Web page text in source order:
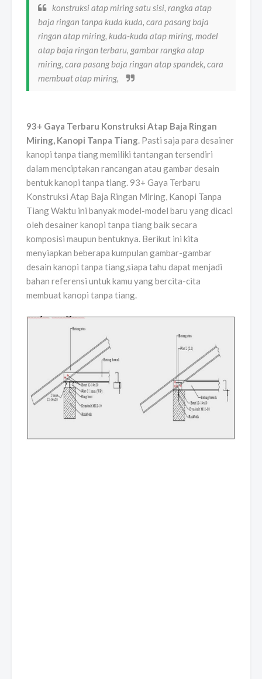
konstruksi atap miring satu sisi, rangka atap
baja ringan tanpa kuda kuda, cara pasang baja
ringan atap miring, kuda-kuda atap miring, model
atap baja ringan terbaru, gambar rangka atap
miring, cara pasang baja ringan atap spandek, cara
membuat atap miring,
93+ Gaya Terbaru Konstruksi Atap Baja Ringan
Miring, Kanopi Tanpa Tiang. Pasti saja para desainer
kanopi tanpa tiang memiliki tantangan tersendiri
dalam menciptakan rancangan atau gambar desain
bentuk kanopi tanpa tiang. 93+ Gaya Terbaru
Konstruksi Atap Baja Ringan Miring, Kanopi Tanpa
Tiang Waktu ini banyak model-model baru yang dicaci
oleh desainer kanopi tanpa tiang baik secara
komposisi maupun bentuknya. Berikut ini kita
menyiapkan beberapa kumpulan gambar-gambar
desain kanopi tanpa tiang,siapa tahu dapat menjadi
bahan referensi untuk kamu yang bercita-cita
membuat kanopi tanpa tiang.